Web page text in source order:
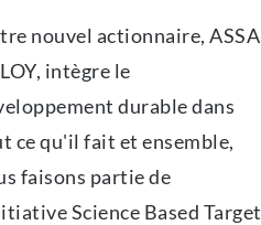
nouvel actionnaire, ASSA
intègre le
durable dans
ce qu'il fait et ensemble,
faisons partie de
Science Based Target